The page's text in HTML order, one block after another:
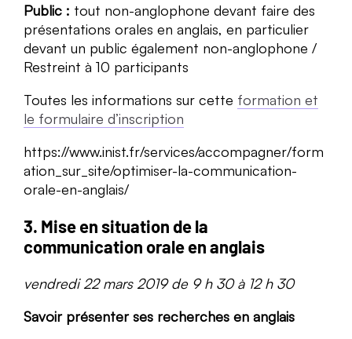
Public : tout non-anglophone devant faire des
présentations orales en anglais, en particulier
devant un public également non-anglophone /
Restreint à 10 participants
Toutes les informations sur cette formation et
le formulaire d’inscription
https://www.inist.fr/services/accompagner/form
ation_sur_site/optimiser-la-communication-
orale-en-anglais/
3. Mise en situation de la
communication orale en anglais
vendredi 22 mars 2019 de 9 h 30 à 12 h 30
Savoir présenter ses recherches en anglais